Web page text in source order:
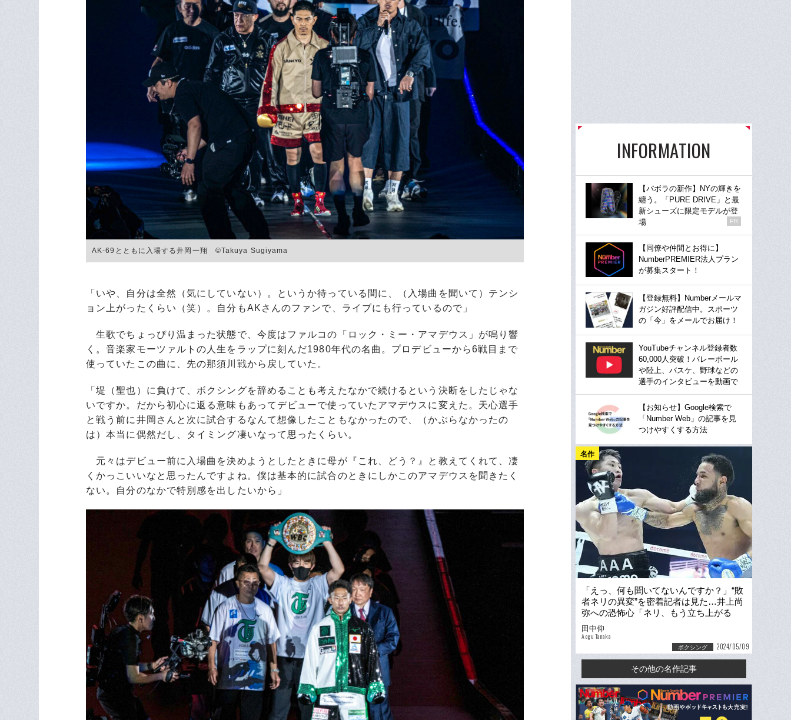
AK-69とともに入場する井岡一翔 ©️Takuya Sugiyama
「いや、自分は全然（気にしていない）。というか待っている間に、（入場曲を聞いて）テンシ
ョン上がったくらい（笑）。自分もAKさんのファンで、ライブにも行っているので」
生歌でちょっぴり温まった状態で、今度はファルコの「ロック・ミー・アマデウス」が鳴り響
く。音楽家モーツァルトの人生をラップに刻んだ1980年代の名曲。プロデビューから6戦目まで
使っていたこの曲に、先の那須川戦から戻していた。
「堤（聖也）に負けて、ボクシングを辞めることも考えたなかで続けるという決断をしたじゃな
いですか。だから初心に返る意味もあってデビューで使っていたアマデウスに変えた。天心選手
と戦う前に井岡さんと次に試合するなんて想像したこともなかったので、（かぶらなかったの
は）本当に偶然だし、タイミング凄いなって思ったくらい。
元々はデビュー前に入場曲を決めようとしたときに母が『これ、どう？』と教えてくれて、凄
くかっこいいなと思ったんですよね。僕は基本的に試合のときにしかこのアマデウスを聞きたく
ない。自分のなかで特別感を出したいから」
INFORMATION
【バボラの新作】NYの輝きを
纏う。「PURE DRIVE」と最
新シューズに限定モデルが登
場
PR
【同僚や仲間とお得に】
NumberPREMIER法人プラン
が募集スタート！
【登録無料】Numberメールマ
ガジン好評配信中。スポーツ
の「今」をメールでお届け！
YouTubeチャンネル登録者数
60,000人突破！バレーボール
や陸上、バスケ、野球などの
選手のインタビューを動画で
【お知らせ】Google検索で
「Number Web」の記事を見
つけやすくする方法
名作
「えっ、何も聞いてないんですか？」“敗
者ネリの異変”を密着記者は見た…井上尚
弥への恐怖心「ネリ、もう立ち上がる
な…」思い出した3人の娘
田中仰
Aogu Tanaka
ボクシング 2024/05/09
その他の名作記事